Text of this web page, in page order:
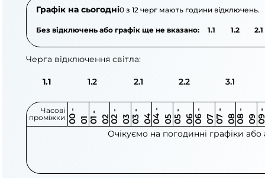
Графік на сьогодні0 з 12 черг мають години відключень.
Без відключень або графік ще не вказано: 1.1 1.2 2.1
Черга відключення світла:
1.1 1.2 2.1 2.2 3.1
Часові
проміжки 0
0
-
0 1 0
1
-
0 2 0 2
-
0 3 0 3
-
0 4 0 4
-
0 5 0 5
-
0 6 0 6
-
0 7 0 7
-
0 8 0 8
-
0 9 0
9
-
1
Очікуємо на погодинні графіки